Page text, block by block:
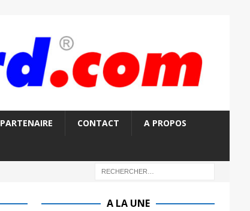
PARTENAIRE CONTACT A PROPOS
A LA UNE